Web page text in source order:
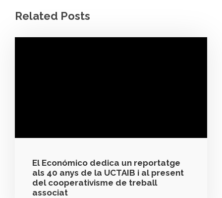
Related Posts
El Económico dedica un reportatge
als 40 anys de la UCTAIB i al present
del cooperativisme de treball
associat